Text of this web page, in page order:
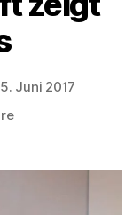
Juni 2017
zu
zeigt